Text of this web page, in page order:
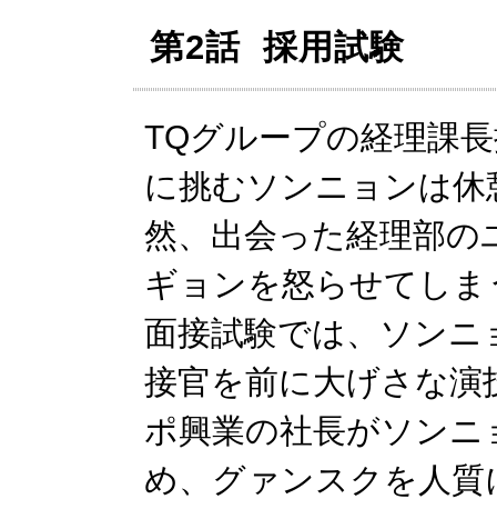
第2話 採用試験
TQグループの経理課
に挑むソンニョンは休
然、出会った経理部の
ギョンを怒らせてしま
面接試験では、ソン
接官を前に大げさな
ポ興業の社長がソン
め、グァンスクを人